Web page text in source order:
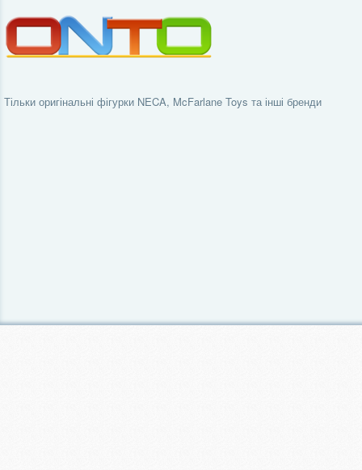
Тільки оригінальні фігурки NECA, McFarlane Toys та інші бренди